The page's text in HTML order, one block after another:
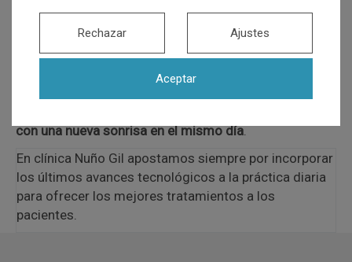
con una nueva sonrisa en el mismo día.
En clínica Nuño Gil apostamos siempre por incorporar
los últimos avances tecnológicos a la práctica diaria
para ofrecer los mejores tratamientos a los
pacientes.
Aceptar
Rechazar Ajustes